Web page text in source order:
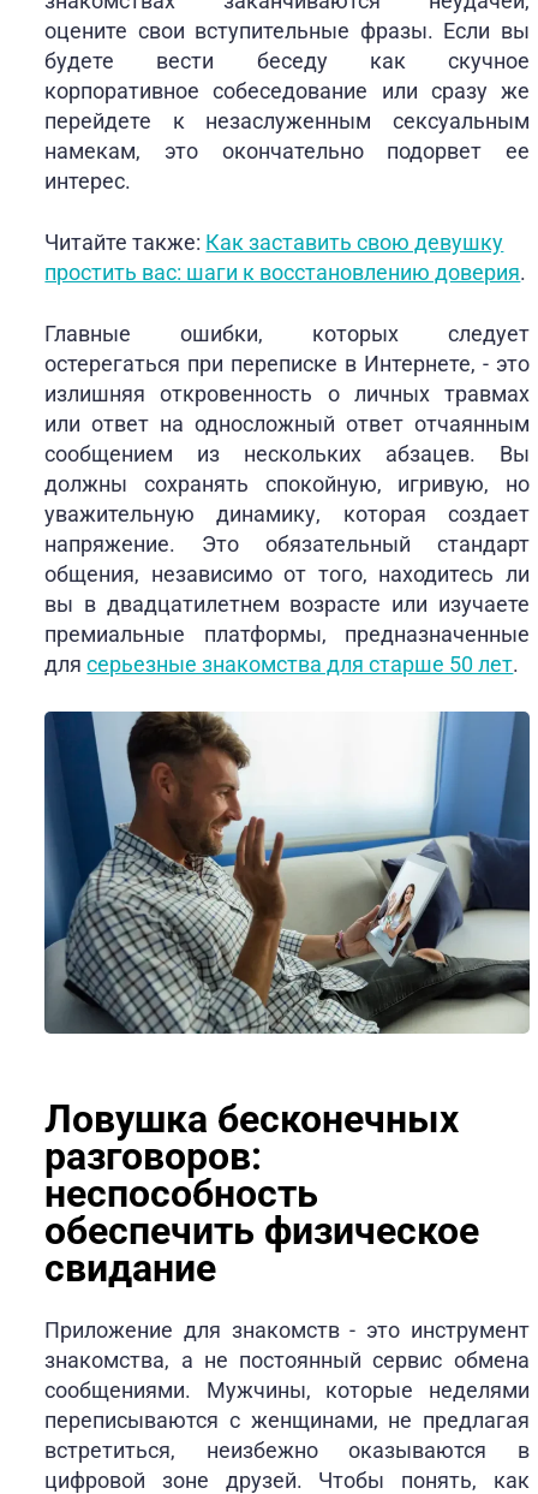
оцените свои вступительные фразы. Если вы
будете вести беседу как скучное
корпоративное собеседование или сразу же
перейдете к незаслуженным сексуальным
намекам, это окончательно подорвет ее
интерес.
Читайте также: Как заставить свою девушку
простить вас: шаги к восстановлению доверия.
Главные ошибки, которых следует
остерегаться при переписке в Интернете, - это
излишняя откровенность о личных травмах
или ответ на односложный ответ отчаянным
сообщением из нескольких абзацев. Вы
должны сохранять спокойную, игривую, но
уважительную динамику, которая создает
напряжение. Это обязательный стандарт
общения, независимо от того, находитесь ли
вы в двадцатилетнем возрасте или изучаете
премиальные платформы, предназначенные
длясерьезные знакомства для старше 50 лет.
Ловушка бесконечных
разговоров:
неспособность
обеспечить физическое
свидание
Приложение для знакомств - это инструмент
знакомства, а не постоянный сервис обмена
сообщениями. Мужчины, которые неделями
переписываются с женщинами, не предлагая
встретиться, неизбежно оказываются в
цифровой зоне друзей. Чтобы понять, как